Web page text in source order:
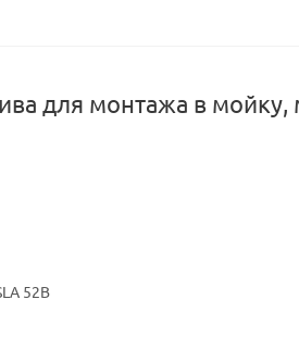
для монтажа в мойку,
52B